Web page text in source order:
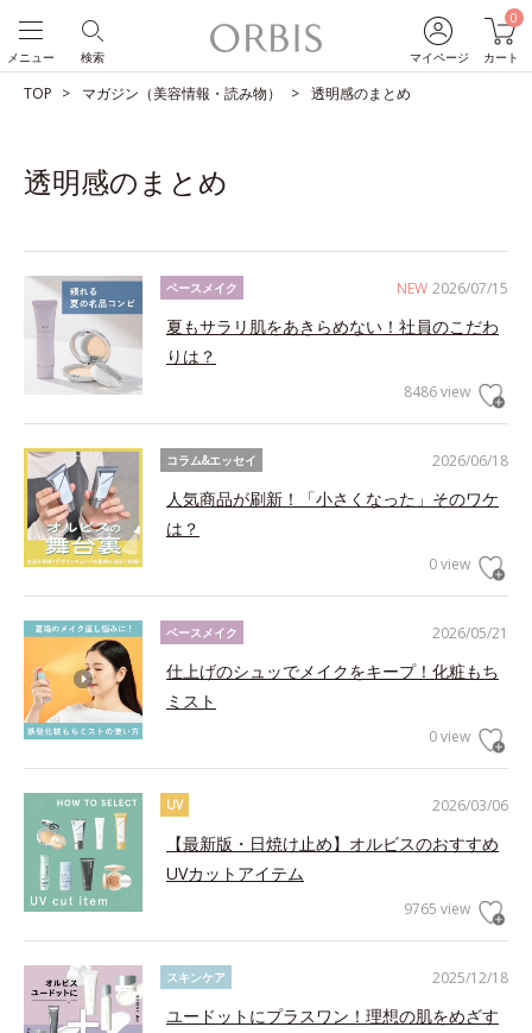
マイページ
0
カート
検索
メニュー
TOP マガジン（美容情報・読み物） 透明感のまとめ
透明感のまとめ
NEW 2026/07/15
ベースメイク
夏もサラリ肌をあきらめない！社員のこだわ
りは？
8486 view
2026/06/18
コラム&エッセイ
人気商品が刷新！「小さくなった」そのワケ
は？
0 view
2026/05/21
ベースメイク
仕上げのシュッでメイクをキープ！化粧もち
ミスト
0 view
2026/03/06
UV
【最新版・日焼け止め】オルビスのおすすめ
UVカットアイテム
9765 view
2025/12/18
スキンケア
ユードットにプラスワン！理想の肌をめざす